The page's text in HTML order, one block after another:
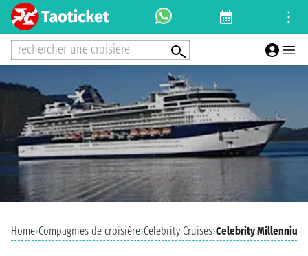
rechercher une croisiere
Home›Compagnies de croisière›Celebrity Cruises›Celebrity Millennium